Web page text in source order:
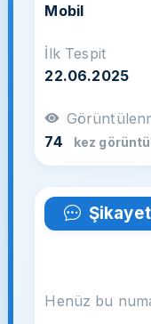
Mobil
İlk Tespit
22.06.2025
74
kez
Henüz bu